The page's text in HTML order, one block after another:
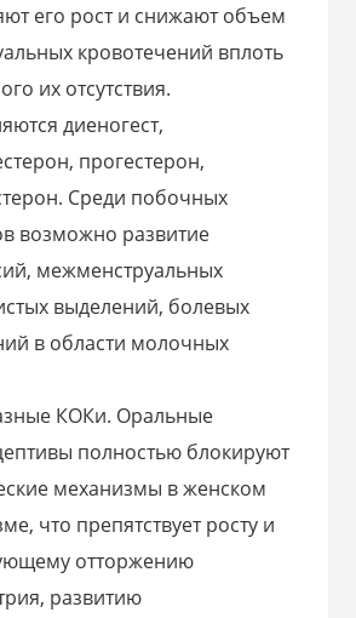
его рост и снижают объем
кровотечений вплоть
их отсутствия.
диеногест,
прогестерон,
Среди побочных
возможно развитие
межменструальных
выделений, болевых
в области молочных
КОКи. Оральные
полностью блокируют
механизмы в женском
что препятствует росту и
отторжению
развитию